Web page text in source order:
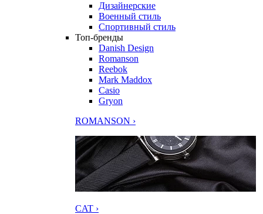
Дизайнерские
Военный стиль
Спортивный стиль
Топ-бренды
Danish Design
Romanson
Reebok
Mark Maddox
Casio
Gryon
ROMANSON ›
CAT ›